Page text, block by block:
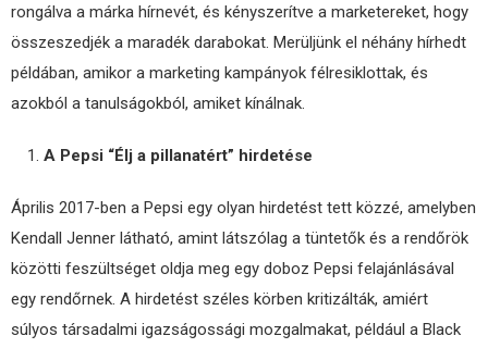
rongálva a márka hírnevét, és kényszerítve a marketereket, hogy
összeszedjék a maradék darabokat. Merüljünk el néhány hírhedt
példában, amikor a marketing kampányok félresiklottak, és
azokból a tanulságokból, amiket kínálnak.
A Pepsi “Élj a pillanatért” hirdetése
Április 2017-ben a Pepsi egy olyan hirdetést tett közzé, amelyben
Kendall Jenner látható, amint látszólag a tüntetők és a rendőrök
közötti feszültséget oldja meg egy doboz Pepsi felajánlásával
egy rendőrnek. A hirdetést széles körben kritizálták, amiért
súlyos társadalmi igazságossági mozgalmakat, például a Black